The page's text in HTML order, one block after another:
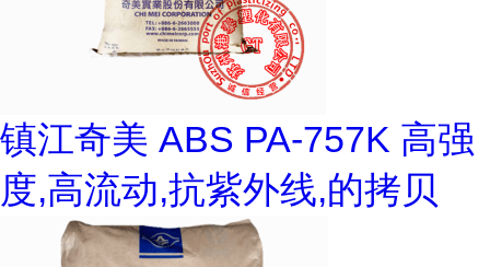
镇江奇美 ABS PA-757K 高强
度,高流动,抗紫外线,的拷贝